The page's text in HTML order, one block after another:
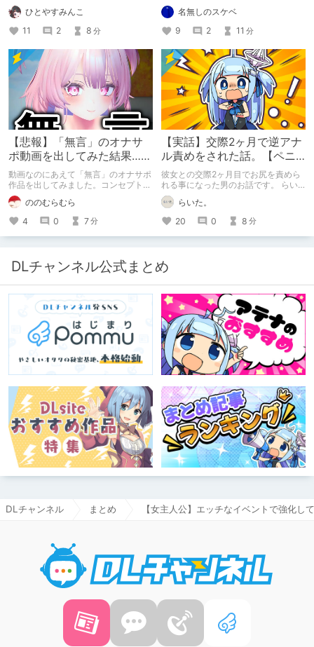
このような行動をとるに至ったのか。
これまでのあゆみを振り返ります。
ひとやすみんこ
11
2 8 分
名無しのスケベ
9
2 11 分
【悲報】「無言」のオナサ
ポ動画を出してみた結果……
動画なのにあえて「無言」のオナサポ
作品を出してみました。コンセプト通
りのものは作れたのですが、肝心の売
上がね……
ののむらむら
4
0 7分
【実話】交際2ヶ月で逆アナ
ル責めをされた話。【ペニ
バン】
彼女との交際2ヶ月目でお尻を責めら
れる事になった男のお話です。 らい
た。のエチエチ体験談#2【逆アナ
ル】 らいた。
20
0 8 分
DLチャンネル公式まとめ
DLチャンネル まとめ 【女主人公】エッチなイベントで強化し